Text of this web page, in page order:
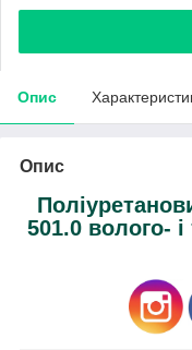
Опис
Опис
501.0 волого-